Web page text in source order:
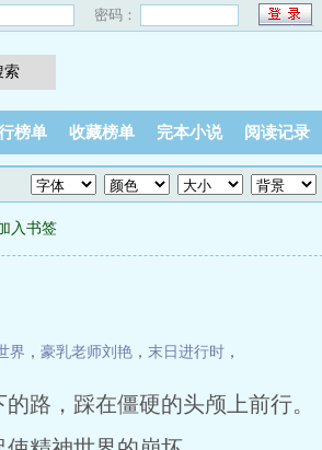
密码：
榜单 收藏榜单 完本小说 阅读记录
入书签
界 ， 豪乳老师刘艳 ， 末日进行时 ，
路，踩在僵硬的头颅上前行。